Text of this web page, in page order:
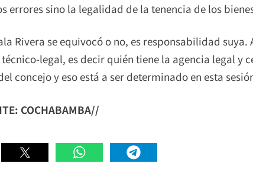
errores sino la legalidad de la tenencia de los
Rivera se equivocó o no, es responsabilidad
legal, es decir quién tiene la agencia legal y
concejo y eso está a ser determinado en esta
COCHABAMBA//